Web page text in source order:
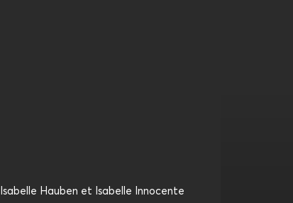
Hauben et Isabelle Innocente